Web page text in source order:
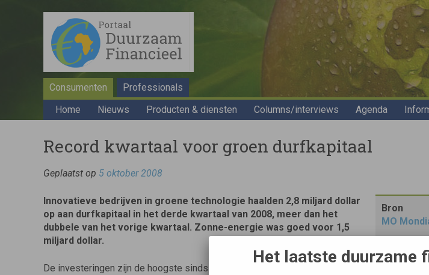
Consumenten
Professionals
Home
Nieuws Producten & diensten Columns/interviews Agenda
Record kwartaal voor groen durfkapitaal
Geplaatst op 5 oktober 2008
Bron
MO
Innovatieve bedrijven in groene technologie haalden 2,8 miljard dollar
op aan durfkapitaal in het derde kwartaal van 2008, meer dan het
dubbele van het vorige kwartaal. Zonne-energie was goed voor 1,5
miljard dollar.
De investeringen zijn de hoogste sinds het Venture Power Report van waakhond Greentech
Het laatste duurzame